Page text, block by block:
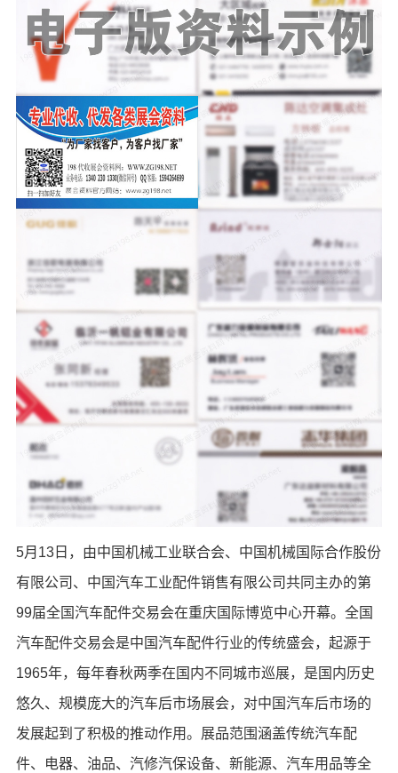
5月13日，由中国机械工业联合会、中国机械国际合作股份
有限公司、中国汽车工业配件销售有限公司共同主办的第
99届全国汽车配件交易会在重庆国际博览中心开幕。全国
汽车配件交易会是中国汽车配件行业的传统盛会，起源于
1965年，每年春秋两季在国内不同城市巡展，是国内历史
悠久、规模庞大的汽车后市场展会，对中国汽车后市场的
发展起到了积极的推动作用。展品范围涵盖传统汽车配
件、电器、油品、汽修汽保设备、新能源、汽车用品等全